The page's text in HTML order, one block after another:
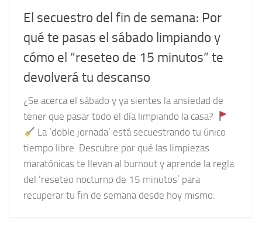
El secuestro del fin de semana: Por
qué te pasas el sábado limpiando y
cómo el “reseteo de 15 minutos” te
devolverá tu descanso
¿Se acerca el sábado y ya sientes la ansiedad de
tener que pasar todo el día limpiando la casa?
La ‘doble jornada’ está secuestrando tu único
tiempo libre. Descubre por qué las limpiezas
maratónicas te llevan al burnout y aprende la regla
del ‘reseteo nocturno de 15 minutos’ para
recuperar tu fin de semana desde hoy mismo.